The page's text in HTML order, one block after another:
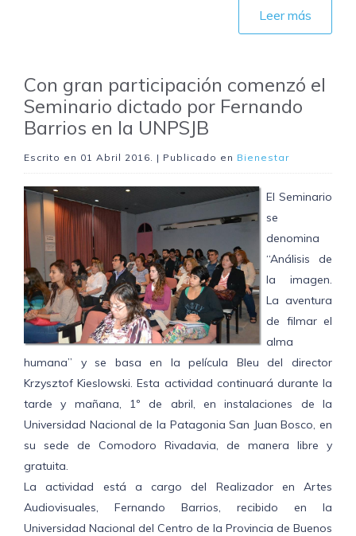
Leer más
Con gran participación comenzó el
Seminario dictado por Fernando
Barrios en la UNPSJB
Escrito en 01 Abril 2016 . | Publicado en Bienestar
El Seminario
se
denomina
“Análisis de
la imagen.
La aventura
de filmar el
alma
humana” y se basa en la película Bleu del director
Krzysztof Kieslowski. Esta actividad continuará durante la
tarde y mañana, 1º de abril, en instalaciones de la
Universidad Nacional de la Patagonia San Juan Bosco, en
su sede de Comodoro Rivadavia, de manera libre y
gratuita.
La actividad está a cargo del Realizador en Artes
Audiovisuales, Fernando Barrios, recibido en la
Universidad Nacional del Centro de la Provincia de Buenos